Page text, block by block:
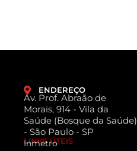
ENDEREÇO
Av. Prof. Abraão de
Morais, 914 - Vila da
Saúde (Bosque da Saúde)
- São Paulo - SP
LINKS ÚTEIS
Inmetro